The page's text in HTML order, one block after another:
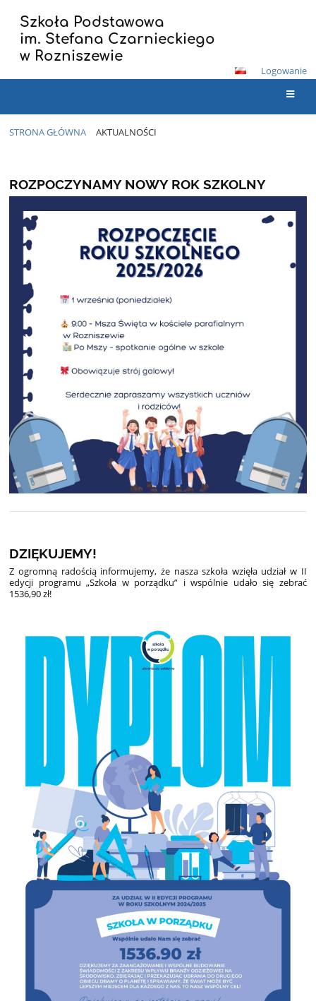
Szkoła Podstawowa
im. Stefana Czarnieckiego
w Rozniszewie
Logowanie
STRONA GŁÓWNA AKTUALNOŚCI
ROZPOCZYNAMY NOWY ROK SZKOLNY
DZIĘKUJEMY!
Z ogromną radością informujemy, że nasza szkoła wzięła udział w II
edycji programu „Szkoła w porządku” i wspólnie udało się zebrać
1536,90 zł!